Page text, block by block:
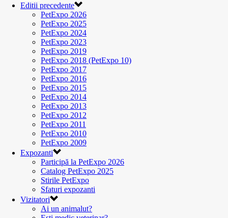
Editii precedente
PetExpo 2026
PetExpo 2025
PetExpo 2024
PetExpo 2023
PetExpo 2019
PetExpo 2018 (PetExpo 10)
PetExpo 2017
PetExpo 2016
PetExpo 2015
PetExpo 2014
PetExpo 2013
PetExpo 2012
PetExpo 2011
PetExpo 2010
PetExpo 2009
Expozanti
Participă la PetExpo 2026
Catalog PetExpo 2025
Stirile PetExpo
Sfaturi expozanti
Vizitatori
Ai un animalut?